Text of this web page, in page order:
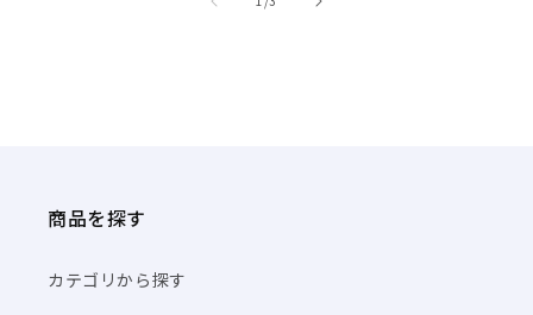
商品を探す
カテゴリから探す